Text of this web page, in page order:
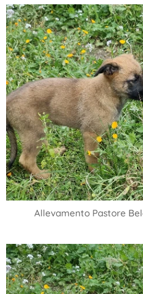
Allevamento Pastore